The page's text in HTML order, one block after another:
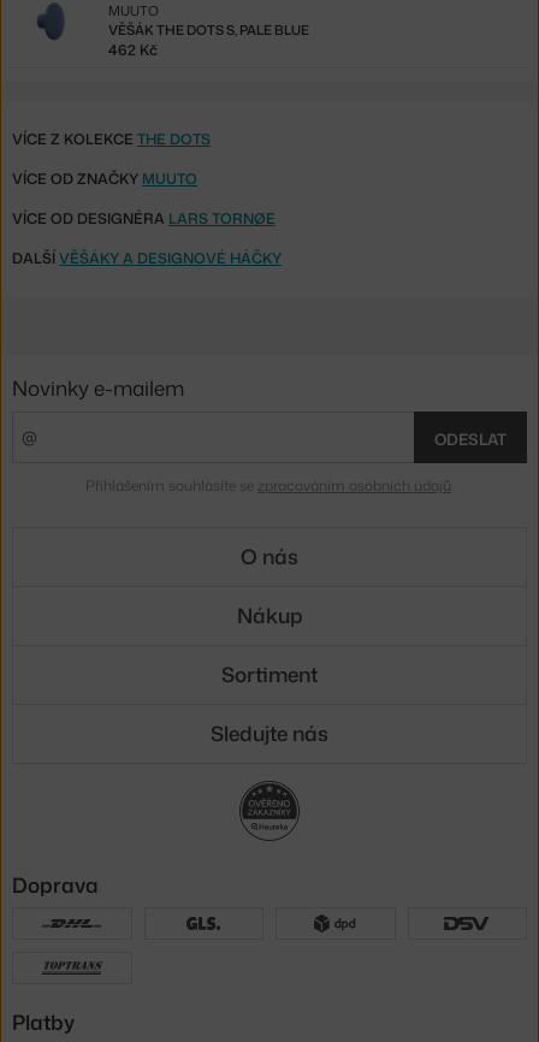
VĚŠÁK THE DOTS S, PALE BLUE
MUUTO
462 Kč
VÍCE Z KOLEKCE THE DOTS
VÍCE OD ZNAČKY MUUTO
VÍCE OD DESIGNÉRA LARS TORNØE
DALŠÍVĚŠÁKY A DESIGNOVÉ HÁČKY
Novinky e-mailem
ODESLAT
Přihlášením souhlasíte se zpracováním osobních údajů
O nás
Nákup
Sortiment
Sledujte nás
Doprava
Platby